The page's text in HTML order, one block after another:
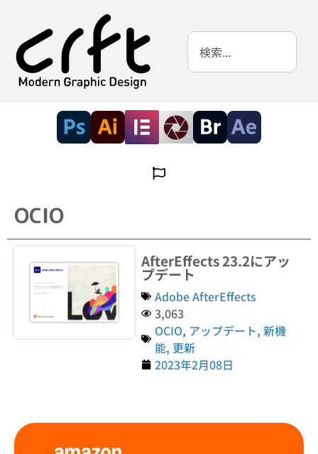
OCIO
AfterEffects 23.2にアッ
プデート
Adobe AfterEffects
3,063
OCIO, アップデート,新機
能, 更新
2023年2月08日